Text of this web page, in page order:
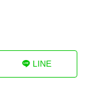
LINE